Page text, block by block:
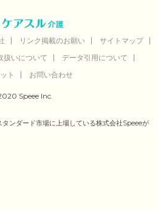
リンク掲載のお願い
サイトマップ
扱いについて
データ引用について
ト
お問い合わせ
Speee Inc.
ンダード市場に上場している株式会社Speeeが